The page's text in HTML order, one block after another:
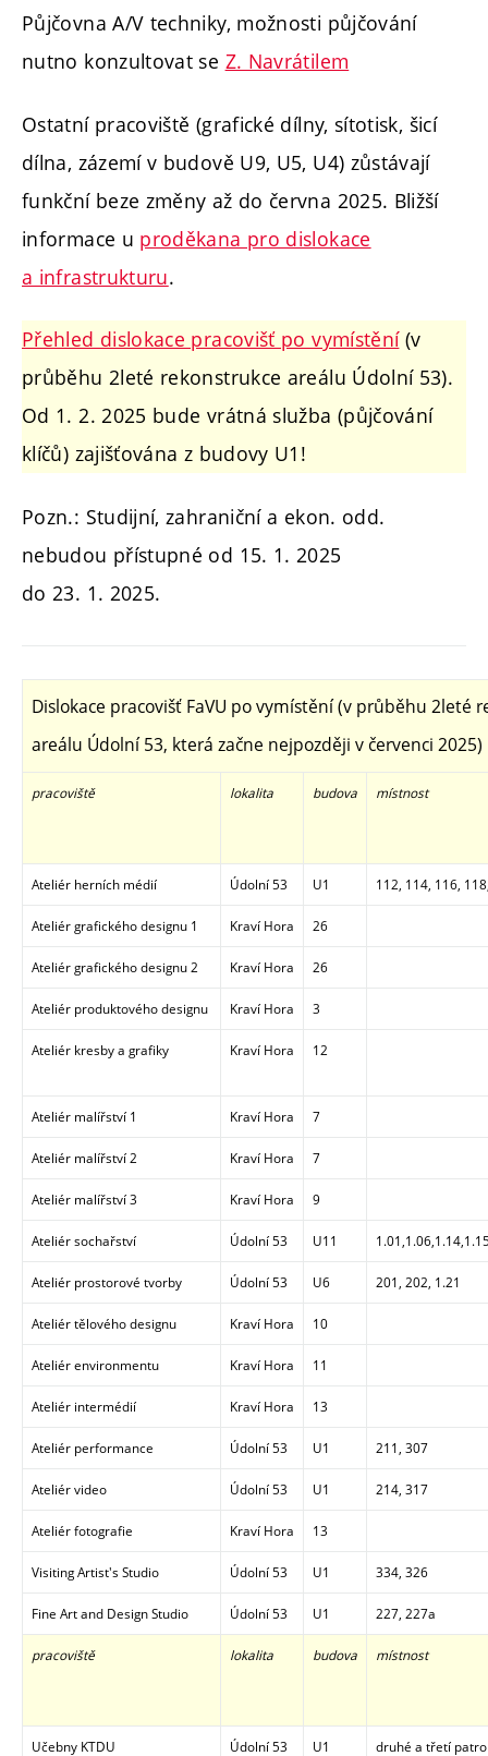
Půjčovna A/V techniky, možnosti půjčování
nutno konzultovat se Z. Navrátilem
Ostatní pracoviště (grafické dílny, sítotisk, šicí
dílna, zázemí v budově U9, U5, U4) zůstávají
funkční beze změny až do června 2025. Bližší
informace u proděkana pro dislokace
a infrastrukturu.
Přehled dislokace pracovišť po vymístění(v
průběhu 2leté rekonstrukce areálu Údolní 53).
Od 1. 2. 2025 bude vrátná služba (půjčování
klíčů) zajišťována z budovy U1!
Pozn.: Studijní, zahraniční a ekon. odd.
nebudou přístupné od 15. 1. 2025
do 23. 1. 2025.
Dislokace pracovišť FaVU po vymístění (v průběhu 2leté
areálu Údolní 53, která začne nejpozději v červenci 2025)
pracoviště lokalita budova místnost
Ateliér herních médií Údolní 53 U1 112, 114, 116,
Ateliér grafického designu 1 Kraví Hora 26
Ateliér grafického designu 2 Kraví Hora 26
Ateliér produktového designu Kraví Hora 3
Ateliér kresby a grafiky Kraví Hora 12
Ateliér malířství 1 Kraví Hora 7
Ateliér malířství 2 Kraví Hora 7
Ateliér malířství 3 Kraví Hora 9
Ateliér sochařství Údolní 53 U11
Ateliér prostorové tvorby Údolní 53 U6 201, 202, 1.21
Ateliér tělového designu Kraví Hora 10
Ateliér environmentu Kraví Hora 11
Ateliér intermédií Kraví Hora 13
Ateliér performance Údolní 53 U1 211, 307
Ateliér video Údolní 53 U1 214, 317
Ateliér fotografie Kraví Hora 13
Visiting Artist's Studio Údolní 53 U1 334, 326
Fine Art and Design Studio Údolní 53 U1 227, 227a
pracoviště lokalita budova místnost
Učebny KTDU Údolní 53 U1 druhé a třetí patro